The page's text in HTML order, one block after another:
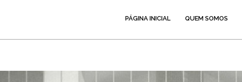
PÁGINA INICIAL QUEM SOMOS